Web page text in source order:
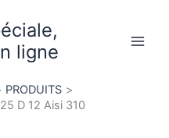
ligne
PRODUITS
D 12 Aisi 310